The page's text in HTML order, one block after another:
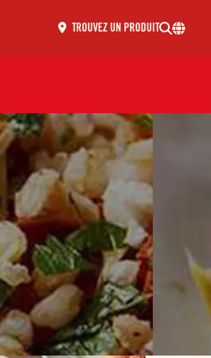
TROUVEZ UN PRODUIT